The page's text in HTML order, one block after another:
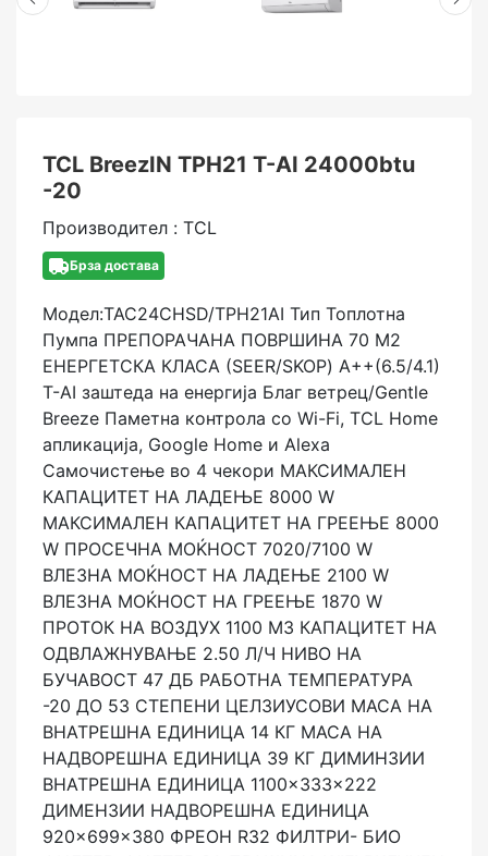
TCL BreezIN TPH21 T-AI 24000btu
-20
Производител : TCL
Брза достава
Модел:TAC24CHSD/TPH21AI Тип Топлотна
Пумпа ПРЕПОРАЧАНА ПОВРШИНА 70 М2
ЕНЕРГЕТСКА КЛАСА (SEER/SKOP) A++(6.5/4.1)
T-AI заштеда на енергија Благ ветрец/Gentle
Breeze Паметна контрола со Wi-Fi, TCL Home
апликација, Google Home и Alexa
Самочистење во 4 чекори МАКСИМАЛЕН
КАПАЦИТЕТ НА ЛАДЕЊЕ 8000 W
МАКСИМАЛЕН КАПАЦИТЕТ НА ГРЕЕЊЕ 8000
W ПРОСЕЧНА МОЌНОСТ 7020/7100 W
ВЛЕЗНА МОЌНОСТ НА ЛАДЕЊЕ 2100 W
ВЛЕЗНА МОЌНОСТ НА ГРЕЕЊЕ 1870 W
ПРОТОК НА ВОЗДУХ 1100 М3 КАПАЦИТЕТ НА
ОДВЛАЖНУВАЊЕ 2.50 Л/Ч НИВО НА
БУЧАВОСТ 47 ДБ РАБОТНА ТЕМПЕРАТУРА
-20 ДО 53 СТЕПЕНИ ЦЕЛЗИУСОВИ МАСА НА
ВНАТРЕШНА ЕДИНИЦА 14 КГ МАСА НА
НАДВОРЕШНА ЕДИНИЦА 39 КГ ДИМИНЗИИ
ВНАТРЕШНА ЕДИНИЦА 1100×333×222
ДИМЕНЗИИ НАДВОРЕШНА ЕДИНИЦА
920×699×380 ФРЕОН R32 ФИЛТРИ- БИО